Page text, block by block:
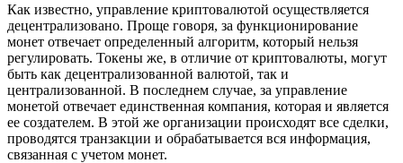
Как известно, управление криптовалютой осуществляется
децентрализовано. Проще говоря, за функционирование
монет отвечает определенный алгоритм, который нельзя
регулировать. Токены же, в отличие от криптовалюты, могут
быть как децентрализованной валютой, так и
централизованной. В последнем случае, за управление
монетой отвечает единственная компания, которая и является
ее создателем. В этой же организации происходят все сделки,
проводятся транзакции и обрабатывается вся информация,
связанная с учетом монет.